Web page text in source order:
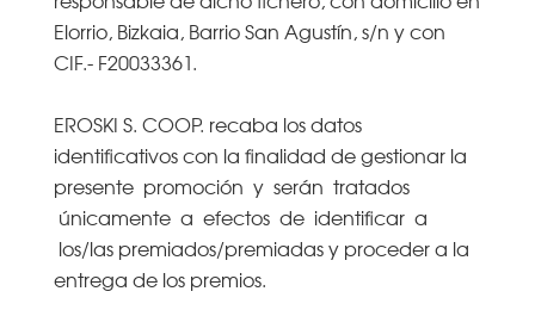
Elorrio, Bizkaia, Barrio San Agustín, s/n y con
CIF.- F20033361.
EROSKI S. COOP. recaba los datos
identificativos con la finalidad de gestionar la
presente promoción y serán tratados
únicamente a efectos de identificar a
los/las premiados/premiadas y proceder a la
entrega de los premios.